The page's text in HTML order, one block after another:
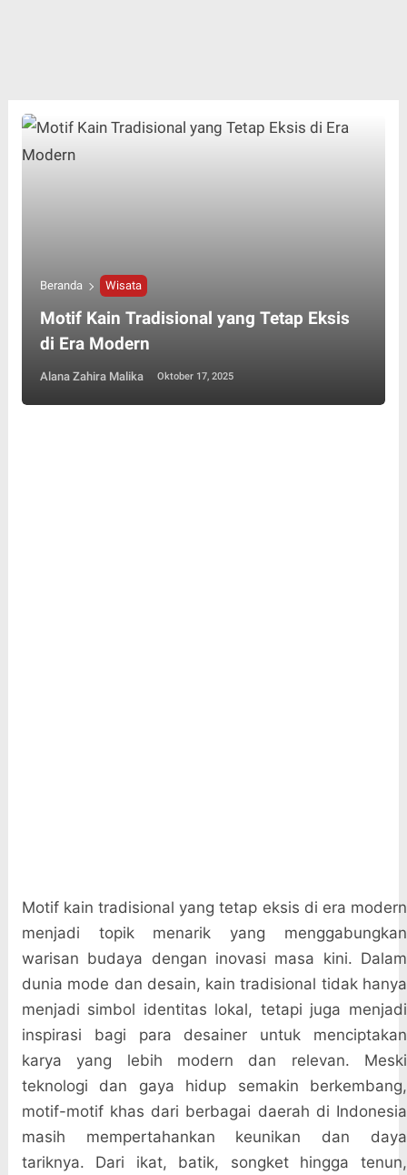
Beranda Wisata
Motif Kain Tradisional yang Tetap Eksis
di Era Modern
Alana Zahira Malika Oktober 17, 2025
Motif kain tradisional yang tetap eksis di era modern
menjadi topik menarik yang menggabungkan
warisan budaya dengan inovasi masa kini. Dalam
dunia mode dan desain, kain tradisional tidak hanya
menjadi simbol identitas lokal, tetapi juga menjadi
inspirasi bagi para desainer untuk menciptakan
karya yang lebih modern dan relevan. Meski
teknologi dan gaya hidup semakin berkembang,
motif-motif khas dari berbagai daerah di Indonesia
masih mempertahankan keunikan dan daya
tariknya. Dari ikat, batik, songket hingga tenun,